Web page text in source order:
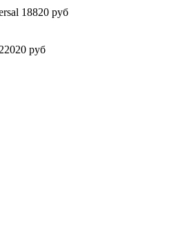
18820 руб
22020 руб